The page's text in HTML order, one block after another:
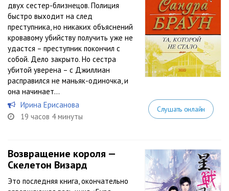
двух сестер-близнецов. Полиция
быстро выходит на след
преступника, но никаких объяснений
кровавому убийству получить уже не
удастся – преступник покончил с
собой. Дело закрыто. Но сестра
убитой уверена – с Джиллиан
расправился не маньяк-одиночка, и
она начинает...
Ирина Ерисанова
19 часов 4 минуты
Слушать онлайн
Возвращение короля —
Скелетон Визард
Это последняя книга, окончательно